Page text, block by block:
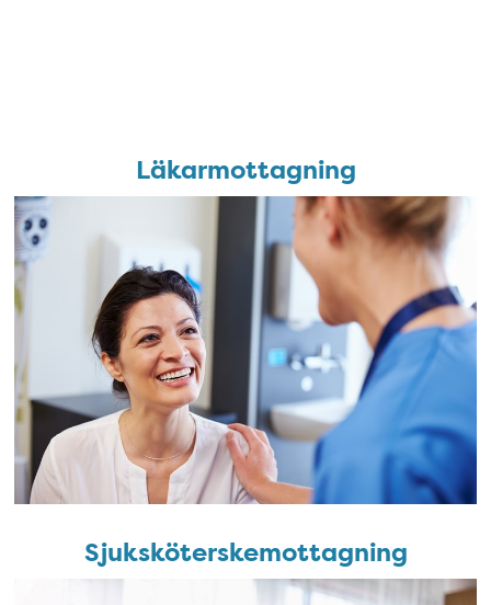
LäkarmottagningLäkarmottagning
Sjuksköterskemottagning
Sjuksköterskemottagning